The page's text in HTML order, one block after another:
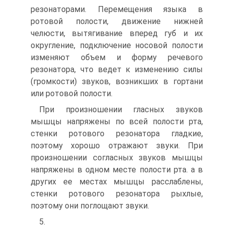
резонаторами. Перемещения языка в
ротовой полости, движение нижней
челюсти, вытягивание вперед губ и их
округление, подключение носовой полости
изменяют объ­ем и форму речевого
резонатора, что ведет к изменению силы
(громкости) звуков, возникших в гортани
или ротовой полости.
При произношении гласных звуков
мышцы напряжены по всей полости рта,
стенки ротового резонатора гладкие,
поэтому хорошо отражают звуки. При
произношении согласных звуков мышцы
на­пряжены в одном месте полости рта. а в
других ее местах мышцы расслаблены,
стенки ротового резонатора рыхлые,
поэтому они по­глощают звуки.
5.